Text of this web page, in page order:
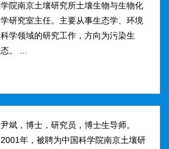
学院南京土壤研究所土壤生物与生物化
学研究室主任。主要从事生态学、环境
科学领域的研究工作，方向为污染生
态。 ...
尹斌，博士，研究员，博士生导师。
2001年，被聘为中国科学院南京土壤研